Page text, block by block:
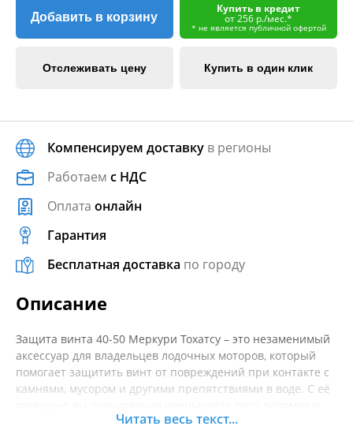
Добавить в корзину
Купить в кредит
от 256 р./мес.*
* не является публичной офертой
Отслеживать цену Купить в один клик
Компенсируем доставку в регионы
Работаем с НДС
Оплата онлайн
Гарантия
Бесплатная доставка по городу
Описание
Защита винта 40-50 Меркури Тохатсу – это незаменимый
аксессуар для владельцев лодочных моторов, который
помогает защитить винт от повреждений при контакте с
камнями, мусором и другими препятствиями в воде. С её
увеличиваете срок службы вашего мотора. Выполненная
Читать весь текст...